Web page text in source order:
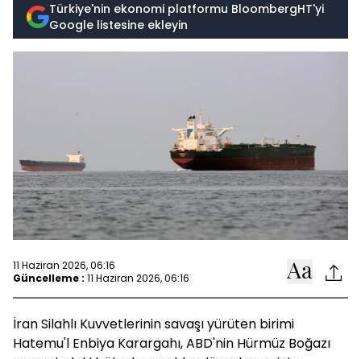
Türkiye'nin ekonomi platformu BloombergHT'yi
Google listesine ekleyin
11 Haziran 2026, 06:16
Güncelleme : 11 Haziran 2026, 06:16
İran Silahlı Kuvvetlerinin savaşı yürüten birimi
Hatemu'l Enbiya Karargahı, ABD'nin Hürmüz Boğazı